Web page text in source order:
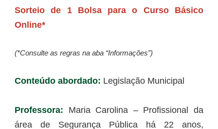
Sorteio de 1 Bolsa para o Curso Básico
Online*
(*Consulte as regras na aba “Informações”)
Conteúdo abordado: Legislação Municipal
Professora: Maria Carolina – Profissional da
área de Segurança Pública há 22 anos,